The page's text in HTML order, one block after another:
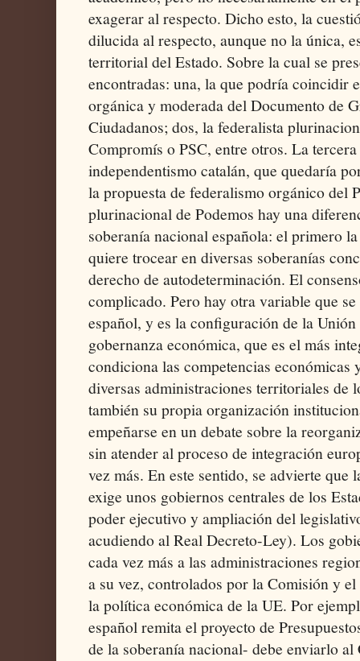
exagerar al respecto. Dicho esto, la
dilucida al respecto, aunque no la única,
territorial del Estado. Sobre la cual se
encontradas: una, la que podría coincidir
orgánica y moderada del Documento de
Ciudadanos; dos, la federalista
Compromís o PSC, entre otros. La
independentismo catalán, que quedaría
la propuesta de federalismo orgánico del
plurinacional de Podemos hay una
soberanía nacional española: el primero
quiere trocear en diversas soberanías
derecho de autodeterminación. El
complicado. Pero hay otra variable que
español, y es la configuración de la
gobernanza económica, que es el más
condiciona las competencias económicas
diversas administraciones territoriales de
también su propia organización
empeñarse en un debate sobre la
sin atender al proceso de integración
vez más. En este sentido, se advierte que
exige unos gobiernos centrales de los
poder ejecutivo y ampliación del
acudiendo al Real Decreto-Ley). Los
cada vez más a las administraciones
a su vez, controlados por la Comisión y
la política económica de la UE. Por
español remita el proyecto de
de la soberanía nacional- debe enviarlo